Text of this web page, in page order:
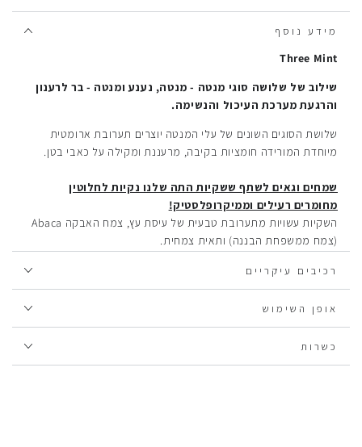
תה
שלוש
שלוש
מידע נוסף
Three Mint
שילוב של שלושה סוגי מנטה - מנטה, נענע ומנטה - בר לרענון
והרגעת מערכת העיכול והנשימה.
שלושת הסוגים השונים של עלי המנטה יוצרים תערובת ארומטית
מיוחדת המורידה חומציות בקיבה, מרעננת ומקילה על כאבי בטן.
שמחים וגאים לשתף ששקיות התה שלנו נקיות לחלוטין
מחומרים רעילים וממיקרופלסטיק!
השקיות עשויות מתערובת טבעית של עיסת עץ, צמח האבקה Abaca
(צמח ממשפחת הבננה) ותאית צמחית.
בעזרת כימיקלים וחומר הדבקה לא רצויים מתבצע אצלנו בתפירה
בלבד.
כל הצמחים מהם מיוצרות החליטות הם אורגניים וגדלים בחקלאות
מקיימת, שמכבדת גם את כדור הארץ וגם את הגוף שלנו.
רכיבים עיקריים
אופן השימוש
כשרות